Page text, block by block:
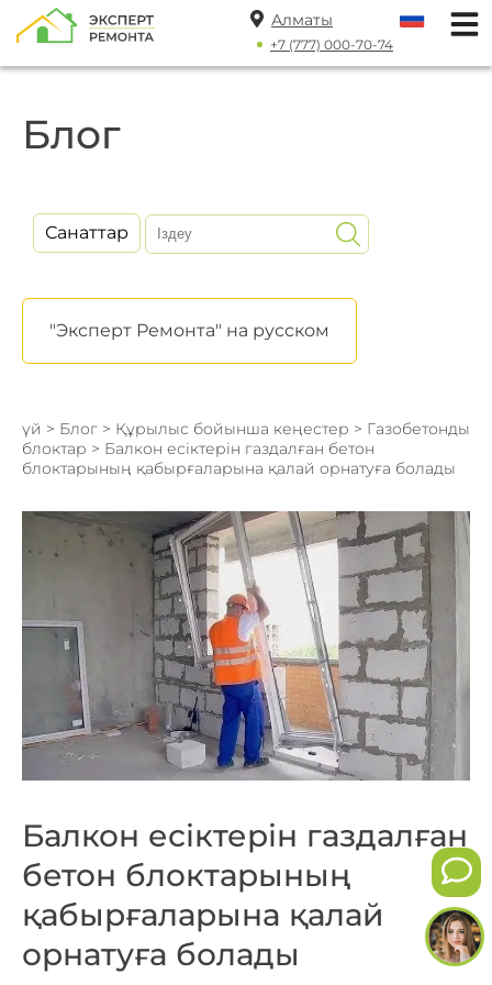
Алматы
+7 (777) 000-70-74
Блог
Санаттар
"Эксперт Ремонта" на русском
үй > Блог > Құрылыс бойынша кеңестер > Газобетонды
блоктар > Балкон есіктерін газдалған бетон
блоктарының қабырғаларына қалай орнатуға болады
Балкон есіктерін газдалған
бетон блоктарының
қабырғаларына қалай
орнатуға болады